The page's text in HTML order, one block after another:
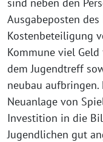
Ausgabeposten
Kostenbeteiligung
Kommune viel
dem Jugendtreff
neubau
Neuanlage von
Investition in die
Jugendlichen gut